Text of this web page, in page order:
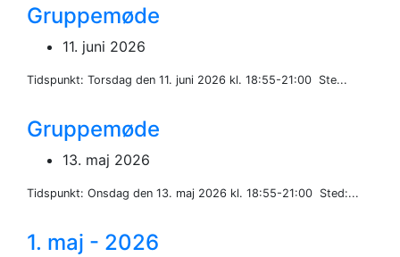
Gruppemøde
11. juni 2026
Tidspunkt: Torsdag den 11. juni 2026 kl. 18:55-21:00 Ste...
Gruppemøde
13. maj 2026
Tidspunkt: Onsdag den 13. maj 2026 kl. 18:55-21:00 Sted:...
1. maj - 2026